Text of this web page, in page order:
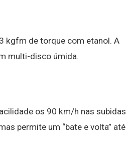
kgfm de torque com etanol. A
multi-disco úmida.
os 90 km/h nas subidas
permite um “bate e volta” até